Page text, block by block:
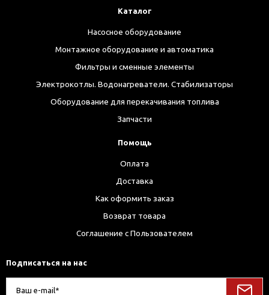
Каталог
Насосное оборудование
Монтажное оборудование и автоматика
Фильтры и сменные элементы
Электрокотлы. Водонагреватели. Стабилизаторы
Оборудование для перекачивания топлива
Запчасти
Помощь
Оплата
Доставка
Как оформить заказ
Возврат товара
Соглашение с Пользователем
Подписаться на нас